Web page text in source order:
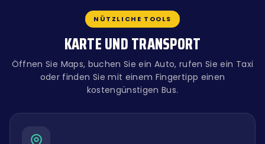
NÜTZLICHE TOOLS
KARTE UND TRANSPORT
Öffnen Sie Maps, buchen Sie ein Auto, rufen Sie ein Taxi
oder finden Sie mit einem Fingertipp einen
kostengünstigen Bus.